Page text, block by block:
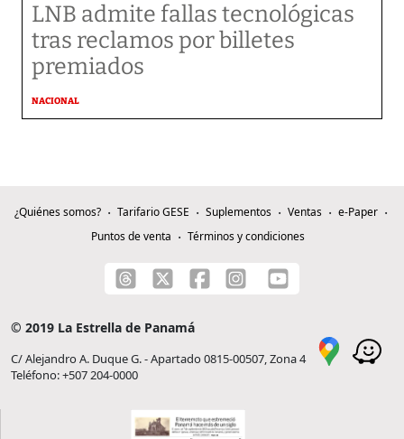
LNB admite fallas tecnológicas
tras reclamos por billetes
premiados
NACIONAL
¿Quiénes somos? Tarifario GESE Suplementos Ventas
e-Paper
Puntos de venta
Términos y condiciones
© 2019 La Estrella de Panamá
C/ Alejandro A. Duque G. - Apartado 0815-00507, Zona 4
Teléfono: +507 204-0000